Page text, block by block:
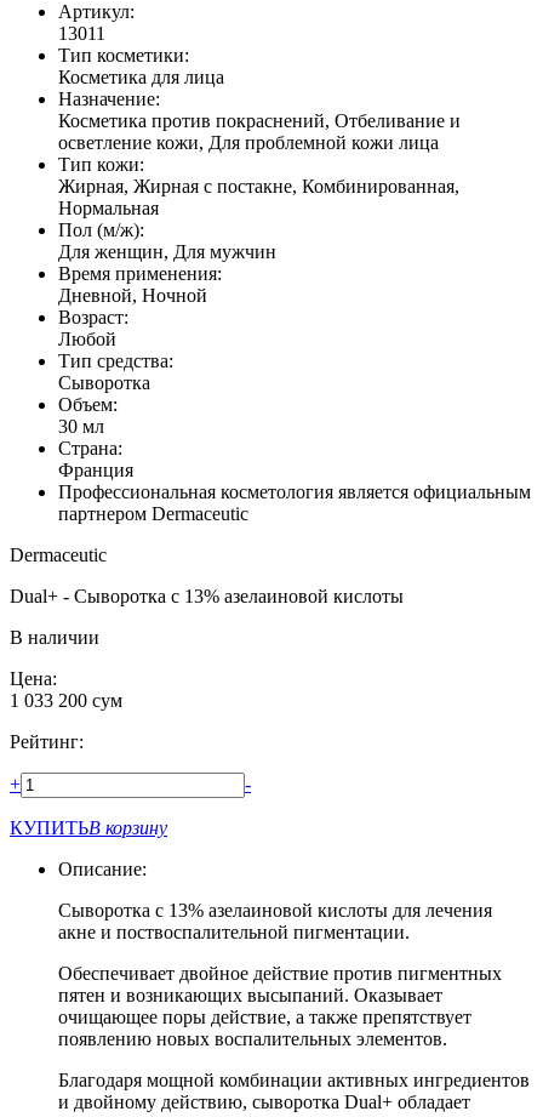
Артикул:
13011
Тип косметики:
Косметика для лица
Назначение:
Косметика против покраснений, Отбеливание и
осветление кожи, Для проблемной кожи лица
Тип кожи:
Жирная, Жирная с постакне, Комбинированная,
Нормальная
Пол (м/ж):
Для женщин, Для мужчин
Время применения:
Дневной, Ночной
Возраст:
Любой
Тип средства:
Сыворотка
Объем:
30 мл
Страна:
Франция
Профессиональная косметология является официальным
партнером Dermaceutic
Dermaceutic
Dual+ - Сыворотка с 13% азелаиновой кислоты
В наличии
Цена:
1 033 200 сум
Рейтинг:
+ -
КУПИТЬВ корзину
Описание:
Сыворотка с 13% азелаиновой кислоты для лечения
акне и поствоспалительной пигментации.
Обеспечивает двойное действие против пигментных
пятен и возникающих высыпаний. Оказывает
очищающее поры действие, а также препятствует
появлению новых воспалительных элементов.
Благодаря мощной комбинации активных ингредиентов
и двойному действию, сыворотка Dual+ обладает